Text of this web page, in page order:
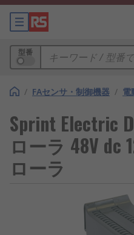
型番
/ FAセンサ・制御機器 / 電
Sprint Electric
ローラ 48V dc
ローラ